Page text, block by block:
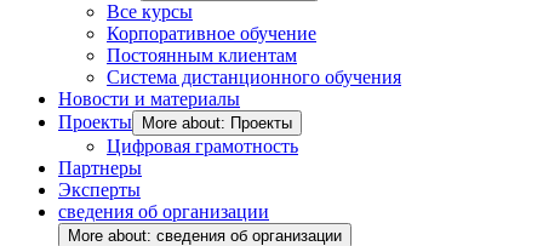
Все курсы
Корпоративное обучение
Постоянным клиентам
Система дистанционного обучения
Новости и материалы
Проекты
More about: Проекты
Цифровая грамотность
Партнеры
Эксперты
сведения об организации
More about: сведения об организации